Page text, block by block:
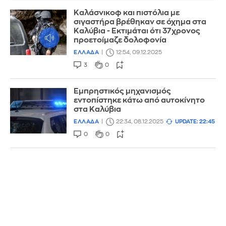
Kαλάσνικοφ και πιστόλια με
σιγαστήρα βρέθηκαν σε όχημα στα
Καλύβια - Εκτιμάται ότι 37χρονος
προετοίμαζε δολοφονία
ΕΛΛΑΔΑ 12:54, 09.12.2025
3 0
Εμπρηστικός μηχανισμός
εντοπίστηκε κάτω από αυτοκίνητο
στα Καλύβια
ΕΛΛΑΔΑ 22:34, 08.12.2025 UPDATE: 22:45
0 0